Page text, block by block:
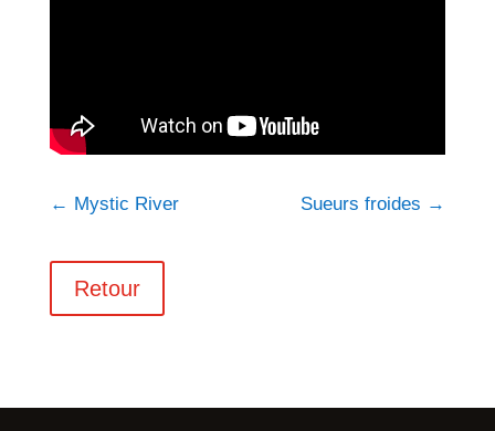
← Mystic River Sueurs froides →
Retour